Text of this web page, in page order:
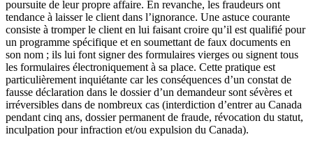
poursuite de leur propre affaire. En revanche, les fraudeurs ont
tendance à laisser le client dans l’ignorance. Une astuce courante
consiste à tromper le client en lui faisant croire qu’il est qualifié pour
un programme spécifique et en soumettant de faux documents en
son nom ; ils lui font signer des formulaires vierges ou signent tous
les formulaires électroniquement à sa place. Cette pratique est
particulièrement inquiétante car les conséquences d’un constat de
fausse déclaration dans le dossier d’un demandeur sont sévères et
irréversibles dans de nombreux cas (interdiction d’entrer au Canada
pendant cinq ans, dossier permanent de fraude, révocation du statut,
inculpation pour infraction et/ou expulsion du Canada).